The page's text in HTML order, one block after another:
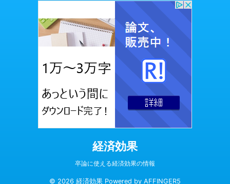
経済効果
卒論に使える経済効果の情報
© 2026 経済効果 Powered by AFFINGER5